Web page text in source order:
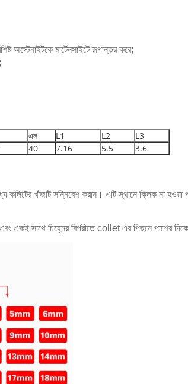
অস্টেনাইটকে মার্টেনসাইটে রূপান্তর করে;
এল L1 L2
L3
40 7.16 5.5 3.6
মধ্যে কলিটের খাঁজটি সন্নিবেশ করান। এটি স্থানে ক্লিক না
সাথে চিহ্নের বিপরীতে collet এর পিছনে পাশের দিকে